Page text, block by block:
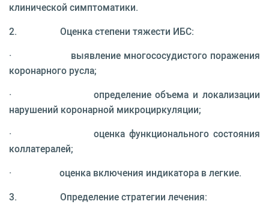
клинической симптоматики.
2. Оценка степени тяжести ИБС:
· выявление многососудистого поражения
коронарного русла;
· определение объема и локализации
нарушений коронарной микроциркуляции;
· оценка функционального состояния
коллатералей;
· оценка включения индикатора в легкие.
3. Определение стратегии лечения: